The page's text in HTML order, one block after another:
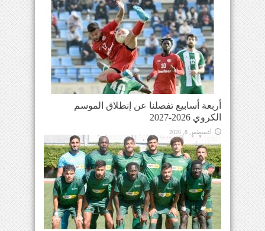
أربعة أسابيع تفصلنا عن إنطلاق الموسم
الكروي 2026-2027
أغسطس 8, 2026